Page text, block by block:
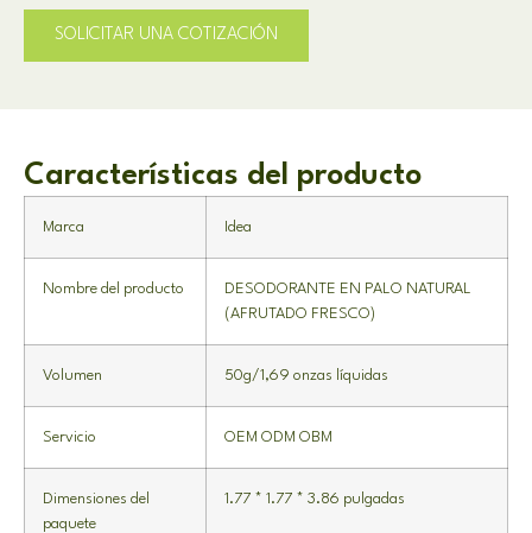
SOLICITAR UNA COTIZACIÓN
Características del producto
Marca Idea
Nombre del producto
DESODORANTE EN PALO NATURAL
(AFRUTADO FRESCO)
Volumen 50g/1,69 onzas líquidas
Servicio OEM ODM OBM
Dimensiones del
paquete
1.77 * 1.77 * 3.86 pulgadas